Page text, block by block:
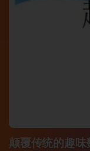
颠覆传统的趣味